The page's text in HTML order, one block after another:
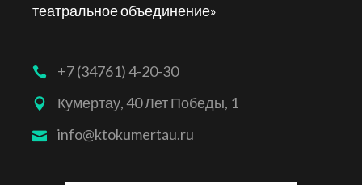
театральное объединение»
+7 (34761) 4-20-30
Кумертау, 40 Лет Победы, 1
info@ktokumertau.ru